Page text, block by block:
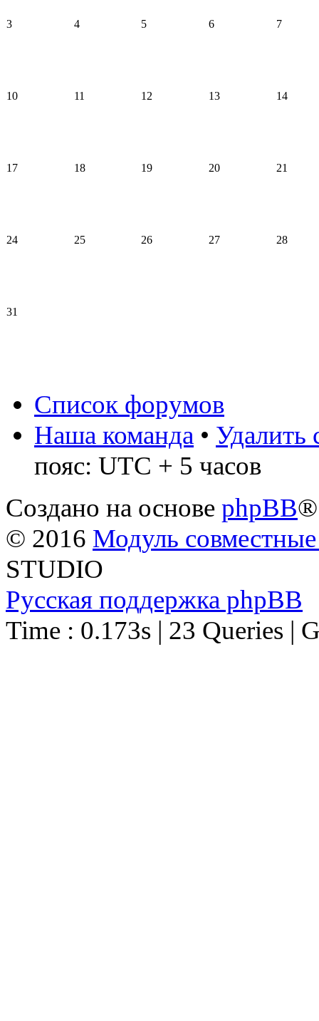
3 4 5 6 7
10 11 12 13 14
17 18 19 20 21
24 25 26 27 28
31
Список форумов
Наша команда • Удалить
пояс: UTC + 5 часов
Создано на основе phpBB®
© 2016 Модуль
STUDIO
Русская поддержка phpBB
Time : 0.173s | 23 Queries |